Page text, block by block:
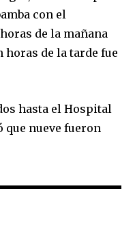
be part of the
Your information is
con el
de la mañana
horas de la tarde fue
hasta el Hospital
que nueve fueron